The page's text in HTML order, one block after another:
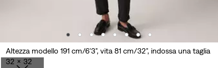
Altezza modello 191 cm/6'3", vita 81 cm/32", indossa una taglia
32 x 32